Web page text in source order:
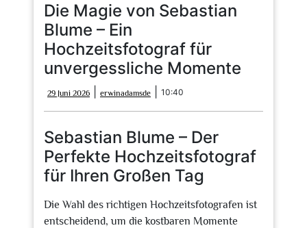
Die Magie von Sebastian
Blume – Ein
Hochzeitsfotograf für
unvergessliche Momente
29 Juni 2026
Juni
2026
erwinadamsde erwinadamsde
10:40
Sebastian Blume – Der
Perfekte Hochzeitsfotograf
für Ihren Großen Tag
Die Wahl des richtigen Hochzeitsfotografen ist
entscheidend, um die kostbaren Momente